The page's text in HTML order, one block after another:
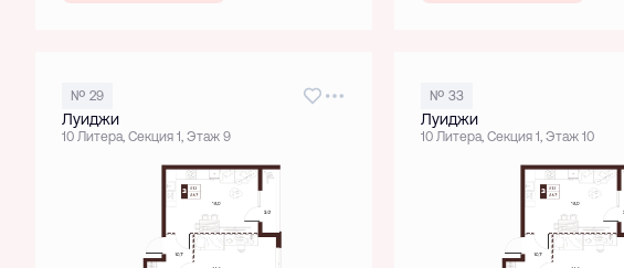
№ 29
Луиджи
10 Литера, Секция 1, Этаж 9
№ 33
Луиджи
10 Литера, Секция 1, Этаж 10